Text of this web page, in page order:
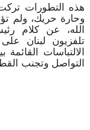
هذه التطورات تركت
وحارة حريك، ولم
الله، عن كلام
تلفزيون لبنان
الالتباسات
التواصل وتجنب